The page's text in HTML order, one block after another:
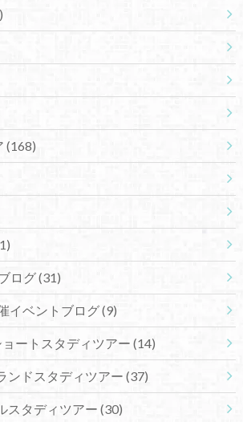
(168)
ログ(31)
イベントブログ(9)
ートスタディツアー (14)
ンドスタディツアー (37)
スタディツアー (30)